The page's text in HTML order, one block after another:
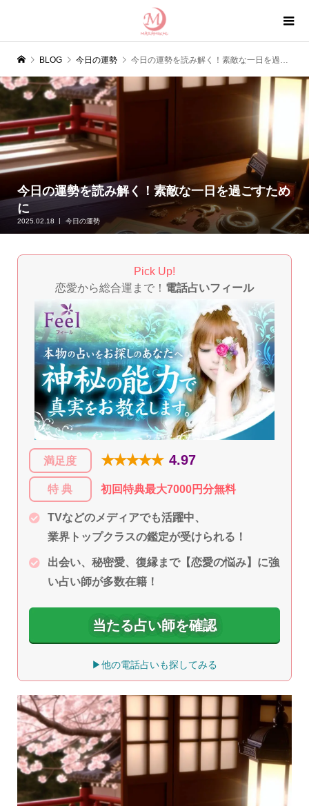
BLOG 今日の運勢 今日の運勢を読み解く！素敵な一日を過ごすために
今日の運勢を読み解く！素敵な一日を過ごすため
に
2025.02.18 今日の運勢
Pick Up!
恋愛から総合運まで！ 電話占いフィール
満足度 ★★★★★ 4.97
特 典 初回特典最大7000円分無料
TVなどのメディアでも活躍中、
業界トップクラスの鑑定が受けられる！
出会い、秘密愛、復縁まで【恋愛の悩み】に強
い占い師が多数在籍！
当たる占い師を確認
▶他の電話占いも探してみる